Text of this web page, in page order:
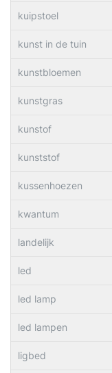
kuipstoel
kunst in de tuin
kunstbloemen
kunstgras
kunstof
kunststof
kussenhoezen
kwantum
landelijk
led
led lamp
led lampen
ligbed